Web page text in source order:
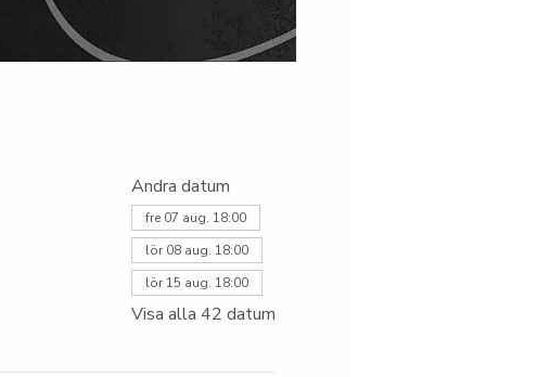
Andra datum
fre 07 aug. 18:00
lör 08 aug. 18:00
lör 15 aug. 18:00
Visa alla 42 datum